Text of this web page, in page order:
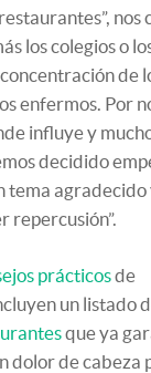
nos
los colegios o
de
enfermos. Por
influye y
decidido
tema
repercusión”.
prácticosde
un listado
que ya
dolor de cabeza